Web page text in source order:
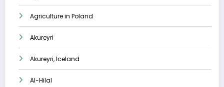
Agriculture in Poland
Akureyri
Akureyri, Iceland
Al-Hilal